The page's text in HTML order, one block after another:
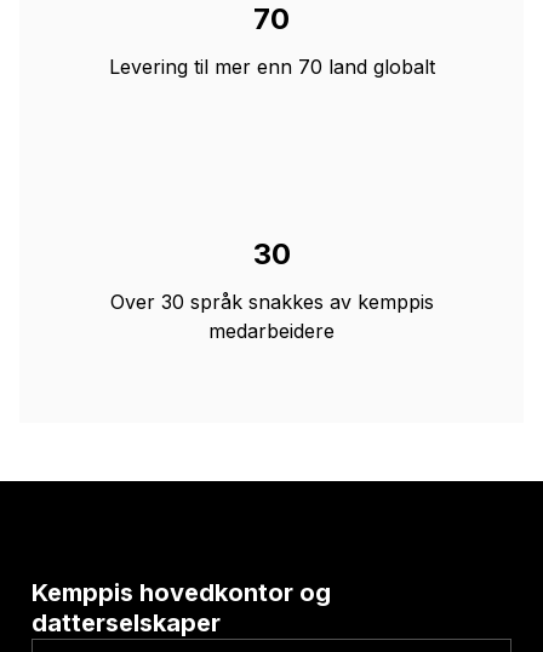
70
Levering til mer enn 70 land globalt
30
Over 30 språk snakkes av kemppis
medarbeidere
Kemppis hovedkontor og
datterselskaper